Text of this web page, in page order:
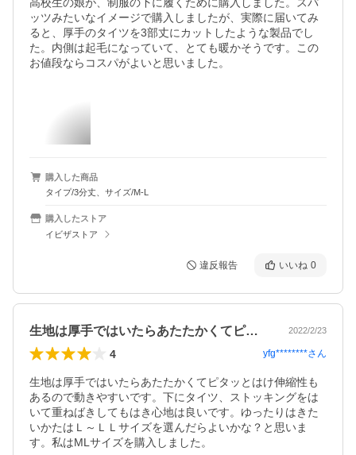
ッツみたいなイメージで購入しましたが、実際に届いてみ
ると、厚手のタイツを3部丈にカットしたような製品でし
た。内側は起毛になっていて、とても暖かそうです。この
お値段ならコスパがよいと思いました。
購入した商品
タイプ/3分丈、サイズ/M-L
購入したストア
イビザストア
違反報告 いいね 0
生地は厚手ではいたらあたたかくてピタッ… 2022/2/23
4 yfg********さん
生地は厚手ではいたらあたたかくてピタッとはけ伸縮性も
あるので動きやすいです。下にタイツ、ストッキングをは
いて重ねばきしてもはき心地は良いです。ゆったりはきた
いかたはＬ～ＬＬサイズを選んだらよいかな？と思いま
す。私はMLサイズを購入しました。